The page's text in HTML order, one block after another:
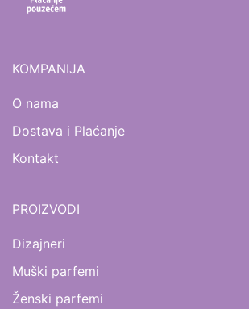
KOMPANIJA
O nama
Dostava i Plaćanje
Kontakt
PROIZVODI
Dizajneri
Muški parfemi
Ženski parfemi